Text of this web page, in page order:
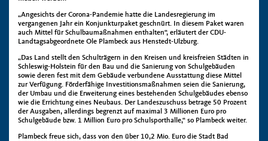
„Angesichts der Corona-Pandemie hatte die Landesregierung im
vergangenen Jahr ein Konjunkturpaket geschnürt. In diesem Paket waren
auch Mittel für Schulbaumaßnahmen enthalten“, erläutert der CDU-
Landtagsabgeordnete Ole Plambeck aus Henstedt-Ulzburg.
„Das Land stellt den Schulträgern in den Kreisen und kreisfreien Städten in
Schleswig-Holstein für den Bau und die Sanierung von Schulgebäuden
sowie deren fest mit dem Gebäude verbundene Ausstattung diese Mittel
zur Verfügung. Förderfähige Investitionsmaßnahmen seien die Sanierung,
der Umbau und die Erweiterung eines bestehenden Schulgebäudes ebenso
wie die Errichtung eines Neubaus. Der Landeszuschuss betrage 50 Prozent
der Ausgaben, allerdings begrenzt auf maximal 3 Millionen Euro pro
Schulgebäude bzw. 1 Million Euro pro Schulsporthalle,“ so Plambeck weiter.
Plambeck freue sich, dass von den über 10,2 Mio. Euro die Stadt Bad